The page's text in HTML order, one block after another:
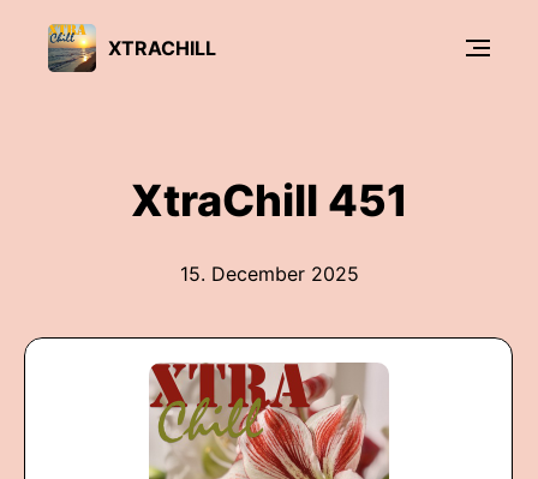
XTRACHILL
XtraChill 451
15. December 2025